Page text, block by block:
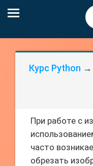
Курс Python →
При работе с
часто
обрезать